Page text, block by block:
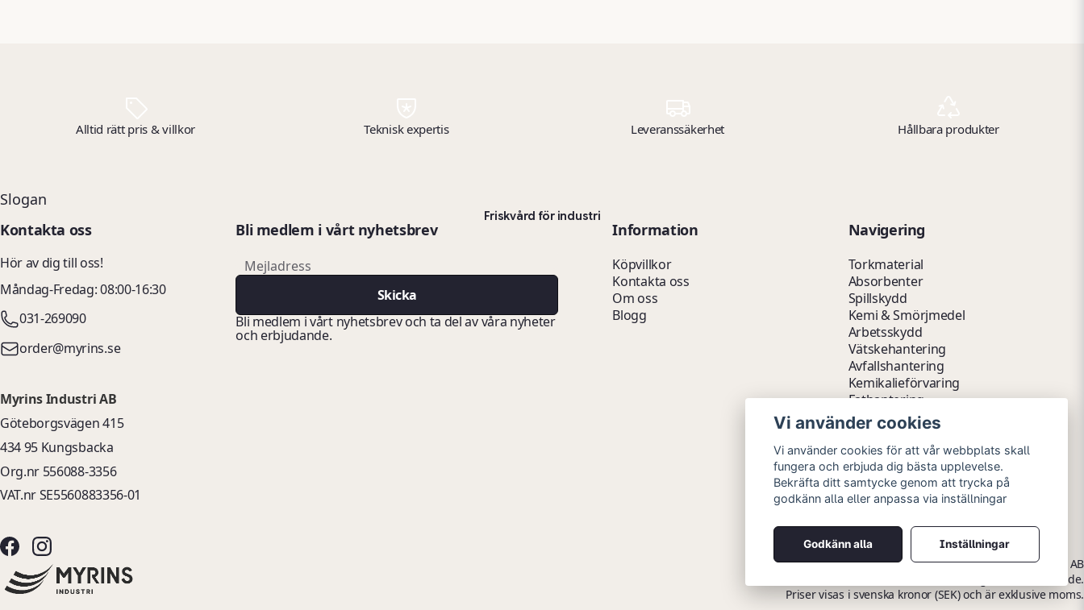
Alltid rätt pris & villkor Teknisk expertis Leveranssäkerhet Hållbara produkter
Slogan
Friskvård för industri
Kontakta oss
Hör av dig till oss!
Måndag-Fredag: 08:00-16:30
031-269090
order@myrins.se
Myrins Industri AB
Göteborgsvägen 415
434 95 Kungsbacka
Org.nr 556088-3356
VAT.nr SE5560883356-01
Bli medlem i vårt nyhetsbrev
email
Mejladress
Skicka
Bli medlem i vårt nyhetsbrev och ta del av våra nyheter
och erbjudande.
Information
Köpvillkor
Kontakta oss
Om oss
Blogg
Navigering
Torkmaterial
Absorbenter
Spillskydd
Kemi & Smörjmedel
Arbetsskydd
Vätskehantering
Avfallshantering
Kemikalieförvaring
Fathantering
Emballage & Tillbehör
Lager & Kontor
Hygien- & Städartiklar
Outlet
Copyright © 2026 Myrins Industri AB
Alla rättigheter reserverade.
Priser visas i svenska kronor (SEK) och är exklusive moms.
Vi använder cookies
Vi använder cookies för att vår webbplats skall
fungera och erbjuda dig bästa upplevelse.
Bekräfta ditt samtycke genom att trycka på
godkänn alla eller anpassa via inställningar
Godkänn alla Inställningar